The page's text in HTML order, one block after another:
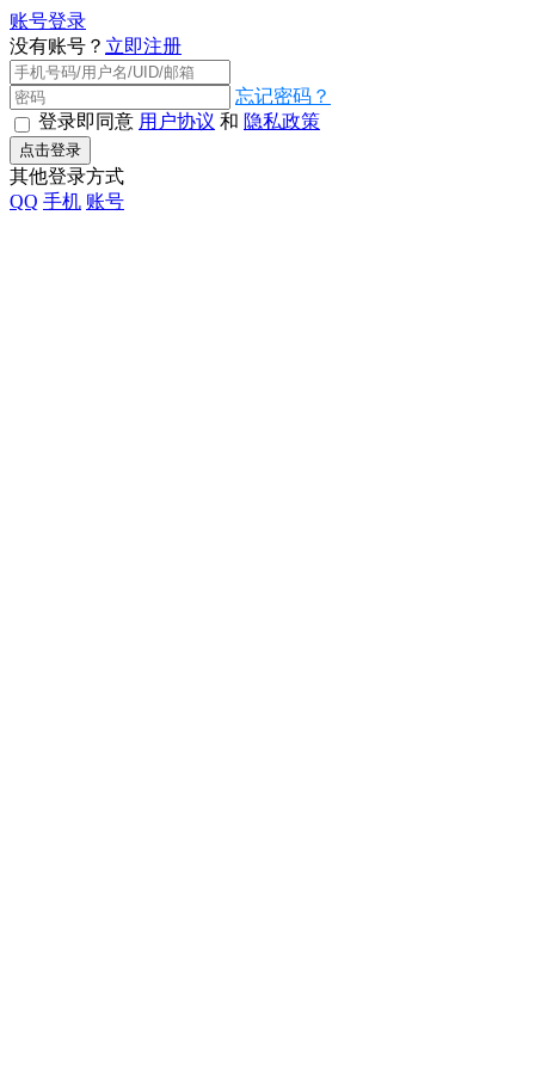
账号登录
没有账号？ 立即注册
忘记密码？
登录即同意 用户协议 和 隐私政策
点击登录
其他登录方式
QQ 手机 账号